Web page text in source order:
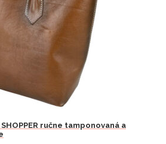
ručne tamponovaná a